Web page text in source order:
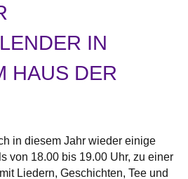
IN
HAUS DER
in diesem Jahr wieder einige
von 18.00 bis 19.00 Uhr, zu einer
Liedern, Geschichten, Tee und